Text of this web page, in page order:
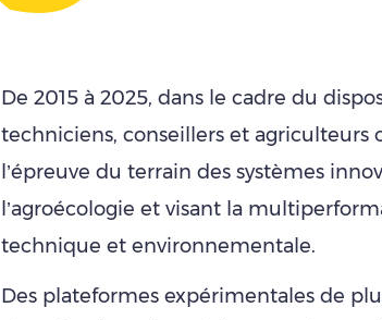
De 2015 à 2025, dans le cadre du
techniciens, conseillers et agriculteurs
l’épreuve du terrain des systèmes
l’agroécologie et visant la
technique et environnementale.
Des plateformes expérimentales de